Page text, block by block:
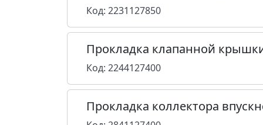
Код: 2231127850
Прокладка клапанной
Код: 2244127400
Прокладка коллектора